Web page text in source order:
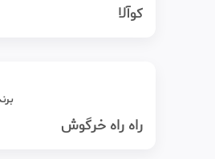
کوآلا
راه راه خرگوش